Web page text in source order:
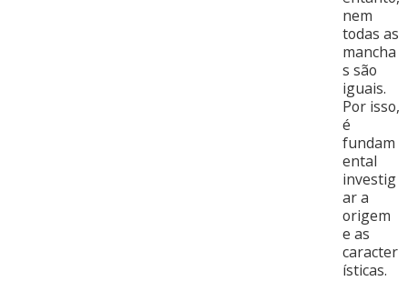
nem
todas as
mancha
s são
iguais.
Por isso,
é
fundam
ental
investig
ar a
origem
e as
caracter
ísticas.